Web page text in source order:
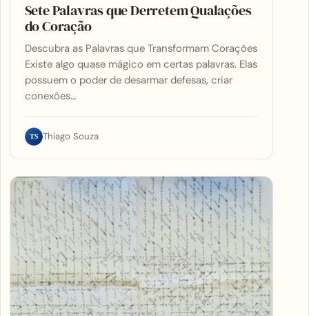
Sete Palavras que Derretem Qualações
do Coração
Descubra as Palavras que Transformam Corações
Existe algo quase mágico em certas palavras. Elas
possuem o poder de desarmar defesas, criar
conexões…
TS Thiago Souza